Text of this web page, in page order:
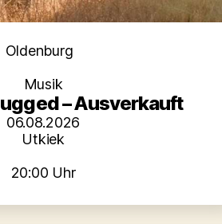
Kategorien
Oldenburg
Musik
– Ausverkauft
06.08.2026
Utkiek
20:00 Uhr